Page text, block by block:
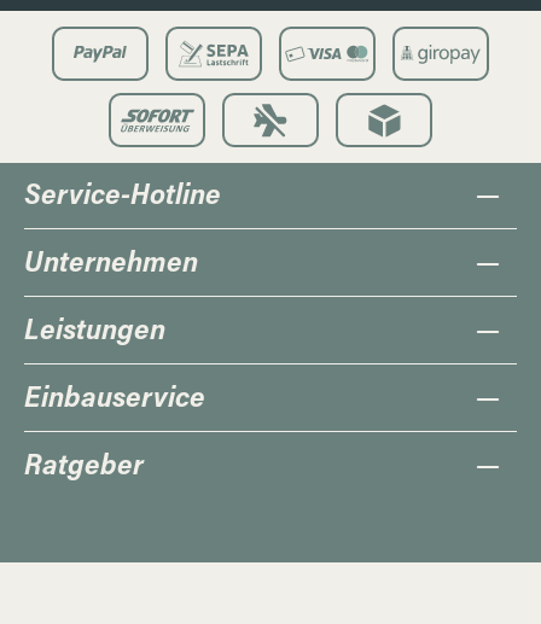
Service-Hotline
Unternehmen
Leistungen
Einbauservice
Ratgeber